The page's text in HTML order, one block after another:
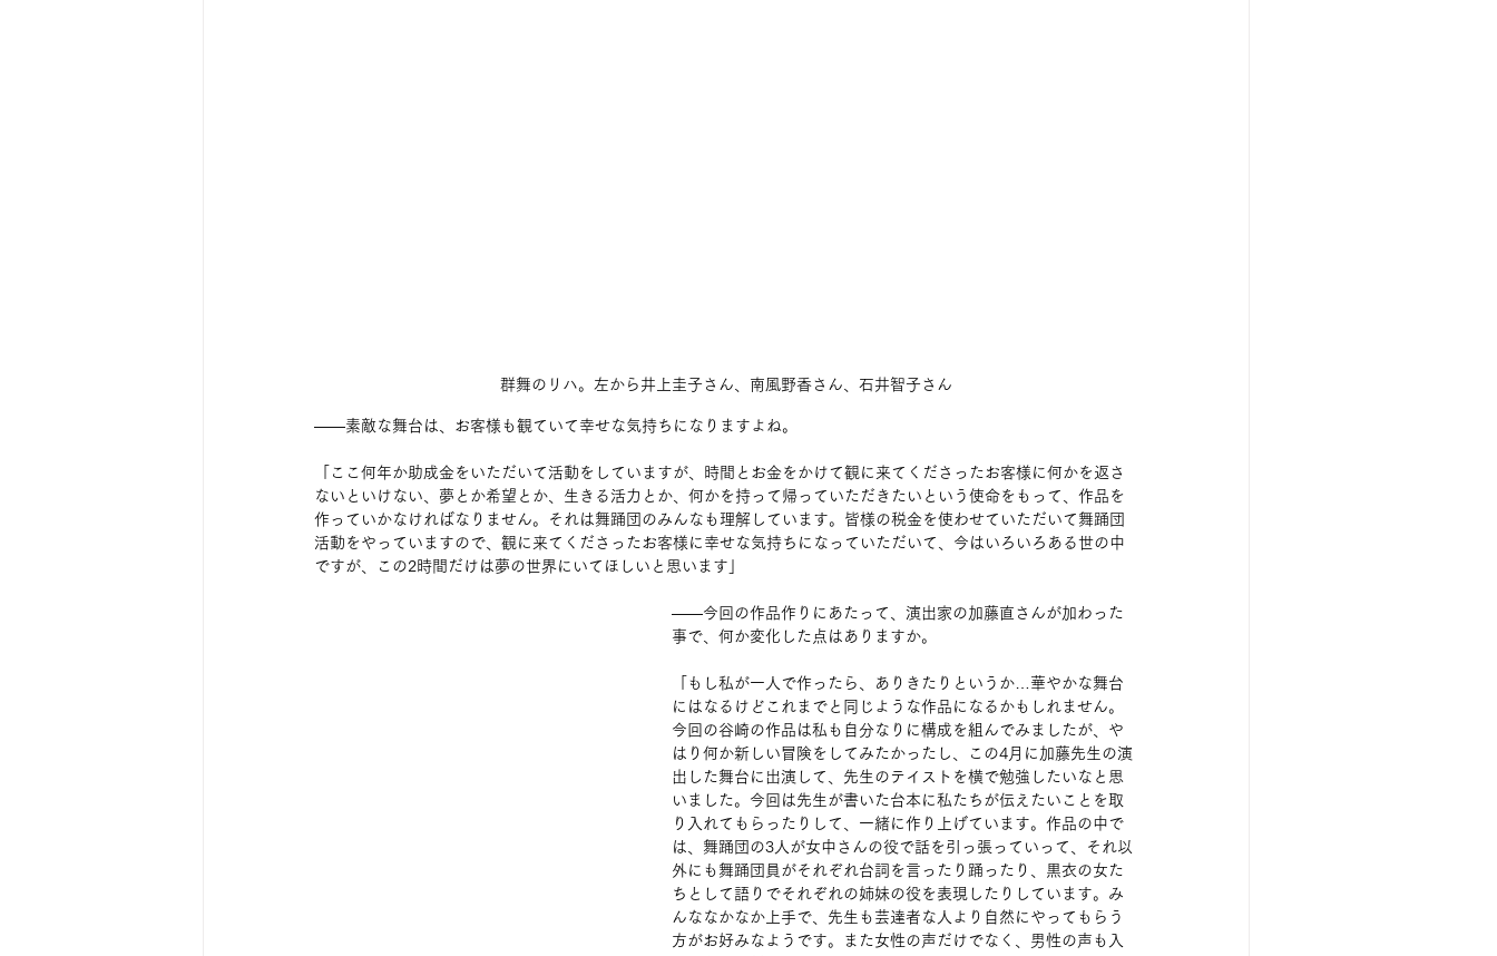
群舞のリハ。左から井上圭子さん、南風野香さん、石井智子さん
――素敵な舞台は、お客様も観ていて幸せな気持ちになりますよね。
「ここ何年か助成金をいただいて活動をしていますが、時間とお金をかけて観に来てくださったお客様に何かを返さ
ないといけない、夢とか希望とか、生きる活力とか、何かを持って帰っていただきたいという使命をもって、作品を
作っていかなければなりません。それは舞踊団のみんなも理解しています。皆様の税金を使わせていただいて舞踊団
活動をやっていますので、観に来てくださったお客様に幸せな気持ちになっていただいて、今はいろいろある世の中
ですが、この2時間だけは夢の世界にいてほしいと思います」
――今回の作品作りにあたって、演出家の加藤直さんが加わった
事で、何か変化した点はありますか。
「もし私が一人で作ったら、ありきたりというか…華やかな舞台
にはなるけどこれまでと同じような作品になるかもしれません。
今回の谷崎の作品は私も自分なりに構成を組んでみましたが、や
はり何か新しい冒険をしてみたかったし、この4月に加藤先生の演
出した舞台に出演して、先生のテイストを横で勉強したいなと思
いました。今回は先生が書いた台本に私たちが伝えたいことを取
り入れてもらったりして、一緒に作り上げています。作品の中で
は、舞踊団の3人が女中さんの役で話を引っ張っていって、それ以
外にも舞踊団員がそれぞれ台詞を言ったり踊ったり、黒衣の女た
ちとして語りでそれぞれの姉妹の役を表現したりしています。み
んななかなか上手で、先生も芸達者な人より自然にやってもらう
方がお好みなようです。また女性の声だけでなく、男性の声も入